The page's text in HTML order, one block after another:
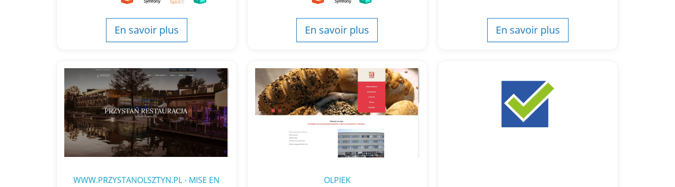
En savoir plus En savoir plus En savoir plus
WWW.PRZYSTANOLSZTYN.PL - MISE EN
OLPIEK